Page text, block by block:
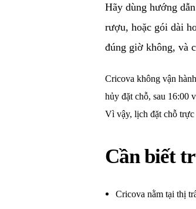
Hãy dùng hướng
rượu, hoặc gói dài
đúng giờ không, và
Cricova không vận
hủy đặt chỗ, sau 16:00
Vì vậy, lịch đặt chỗ trực
Cần biết
Cricova nằm tại thị